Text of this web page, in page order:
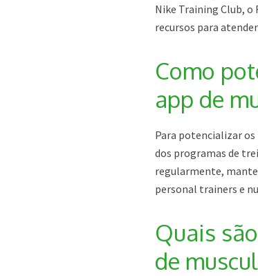
Nike Training Club, o
recursos para
Como
app de
Para potencializar
dos programas de
regularmente,
personal trainers e
Quais
de